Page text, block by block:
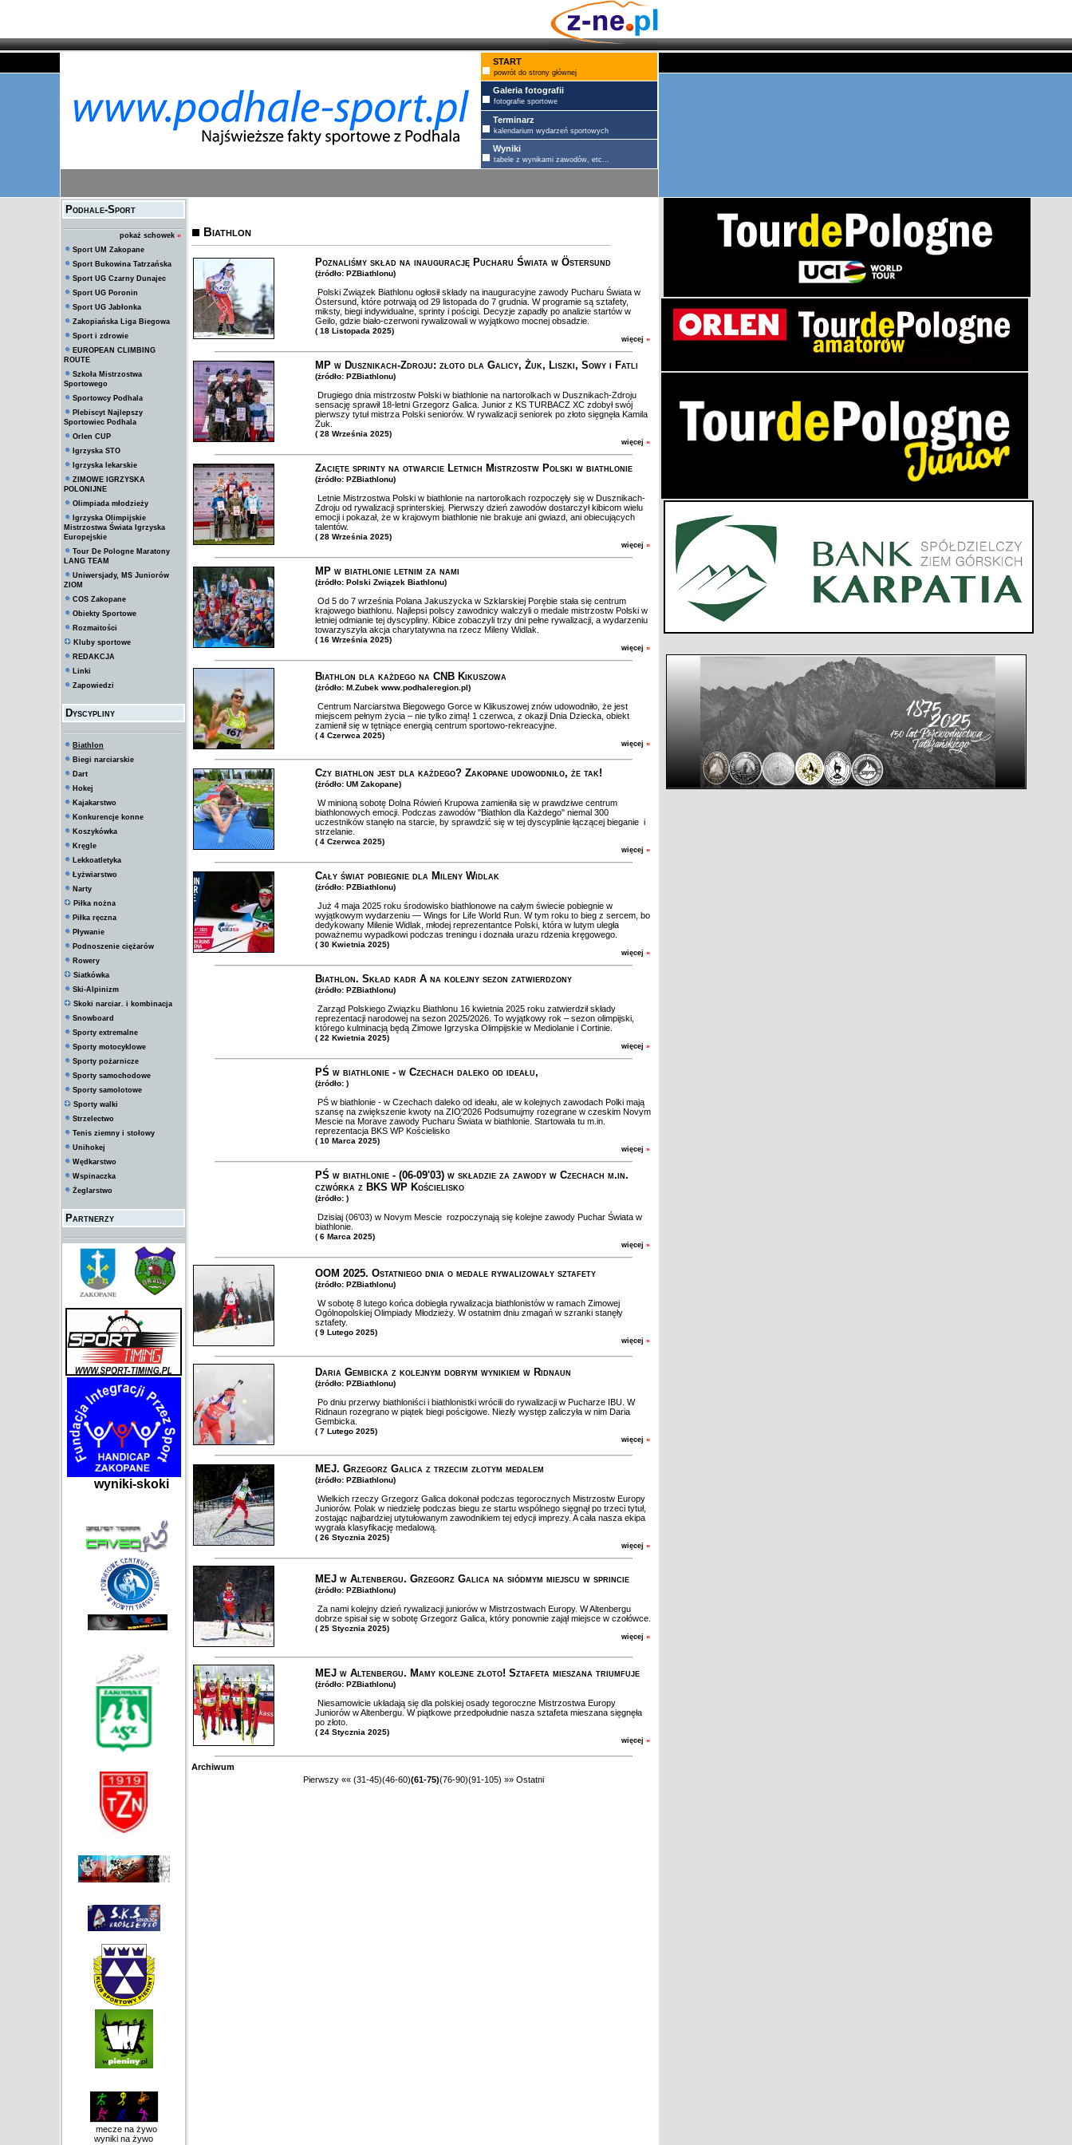
START
powrót do strony głównej
Galeria fotografii
fotografie sportowe
Terminarz
kalendarium wydarzeń sportowych
Wyniki
tabele z wynikami zawodów, etc...
Podhale-Sport
pokaż schowek »
Sport UM Zakopane
Sport Bukowina Tatrzańska
Sport UG Czarny Dunajec
Sport UG Poronin
Sport UG Jabłonka
Zakopiańska Liga Biegowa
Sport i zdrowie
EUROPEAN CLIMBING
ROUTE
Szkoła Mistrzostwa
Sportowego
Sportowcy Podhala
Plebiscyt Najlepszy
Sportowiec Podhala
Orlen CUP
Igrzyska STO
Igrzyska lekarskie
ZIMOWE IGRZYSKA
POLONIJNE
Olimpiada młodzieży
Igrzyska Olimpijskie
Mistrzostwa Świata Igrzyska
Europejskie
Tour De Pologne Maratony
LANG TEAM
Uniwersjady, MS Juniorów
ZIOM
COS Zakopane
Obiekty Sportowe
Rozmaitości
Kluby sportowe
REDAKCJA
Linki
Zapowiedzi
Dyscypliny
Biathlon
Biegi narciarskie
Dart
Hokej
Kajakarstwo
Konkurencje konne
Koszykówka
Kręgle
Lekkoatletyka
Łyżwiarstwo
Narty
Piłka nożna
Piłka ręczna
Pływanie
Podnoszenie ciężarów
Rowery
Siatkówka
Ski-Alpinizm
Skoki narciar. i kombinacja
Snowboard
Sporty extremalne
Sporty motocyklowe
Sporty pożarnicze
Sporty samochodowe
Sporty samolotowe
Sporty walki
Strzelectwo
Tenis ziemny i stołowy
Unihokej
Wędkarstwo
Wspinaczka
Żeglarstwo
Partnerzy
wyniki-skoki
mecze na żywo
wyniki na żywo
Biathlon
Poznaliśmy skład na inaugurację Pucharu Świata w Östersund
(żródło: PZBiathlonu)
Polski Związek Biathlonu ogłosił składy na inauguracyjne zawody Pucharu Świata w
Östersund, które potrwają od 29 listopada do 7 grudnia. W programie są sztafety,
miksty, biegi indywidualne, sprinty i pościgi. Decyzje zapadły po analizie startów w
Geilo, gdzie biało-czerwoni rywalizowali w wyjątkowo mocnej obsadzie.
( 18 Listopada 2025)
więcej »
MP w Dusznikach-Zdroju: złoto dla Galicy, Żuk, Liszki, Sowy i Fatli
(żródło: PZBiathlonu)
Drugiego dnia mistrzostw Polski w biathlonie na nartorolkach w Dusznikach-Zdroju
sensację sprawił 18-letni Grzegorz Galica. Junior z KS TURBACZ XC zdobył swój
pierwszy tytuł mistrza Polski seniorów. W rywalizacji seniorek po złoto sięgnęła Kamila
Żuk.
( 28 Września 2025)
więcej »
Zacięte sprinty na otwarcie Letnich Mistrzostw Polski w biathlonie
(żródło: PZBiathlonu)
Letnie Mistrzostwa Polski w biathlonie na nartorolkach rozpoczęły się w Dusznikach-
Zdroju od rywalizacji sprinterskiej. Pierwszy dzień zawodów dostarczył kibicom wielu
emocji i pokazał, że w krajowym biathlonie nie brakuje ani gwiazd, ani obiecujących
talentów.
( 28 Września 2025)
więcej »
MP w biathlonie letnim za nami
(żródło: Polski Związek Biathlonu)
Od 5 do 7 września Polana Jakuszycka w Szklarskiej Porębie stała się centrum
krajowego biathlonu. Najlepsi polscy zawodnicy walczyli o medale mistrzostw Polski w
letniej odmianie tej dyscypliny. Kibice zobaczyli trzy dni pełne rywalizacji, a wydarzeniu
towarzyszyła akcja charytatywna na rzecz Mileny Widlak.
( 16 Września 2025)
więcej »
Biathlon dla każdego na CNB Kikuszowa
(żródło: M.Zubek www.podhaleregion.pl)
Centrum Narciarstwa Biegowego Gorce w Klikuszowej znów udowodniło, że jest
miejscem pełnym życia – nie tylko zimą! 1 czerwca, z okazji Dnia Dziecka, obiekt
zamienił się w tętniące energią centrum sportowo-rekreacyjne.
( 4 Czerwca 2025)
więcej »
Czy biathlon jest dla każdego? Zakopane udowodniło, że tak!
(żródło: UM Zakopane)
W minioną sobotę Dolna Rówień Krupowa zamieniła się w prawdziwe centrum
biathlonowych emocji. Podczas zawodów "Biathlon dla Każdego" niemal 300
uczestników stanęło na starcie, by sprawdzić się w tej dyscyplinie łączącej bieganie i
strzelanie.
( 4 Czerwca 2025)
więcej »
Cały świat pobiegnie dla Mileny Widlak
(żródło: PZBiathlonu)
Już 4 maja 2025 roku środowisko biathlonowe na całym świecie pobiegnie w
wyjątkowym wydarzeniu — Wings for Life World Run. W tym roku to bieg z sercem, bo
dedykowany Milenie Widlak, młodej reprezentantce Polski, która w lutym uległa
poważnemu wypadkowi podczas treningu i doznała urazu rdzenia kręgowego.
( 30 Kwietnia 2025)
więcej »
Biathlon. Skład kadr A na kolejny sezon zatwierdzony
(żródło: PZBiathlonu)
Zarząd Polskiego Związku Biathlonu 16 kwietnia 2025 roku zatwierdził składy
reprezentacji narodowej na sezon 2025/2026. To wyjątkowy rok – sezon olimpijski,
którego kulminacją będą Zimowe Igrzyska Olimpijskie w Mediolanie i Cortinie.
( 22 Kwietnia 2025)
więcej »
PŚ w biathlonie - w Czechach daleko od ideału,
(żródło: )
PŚ w biathlonie - w Czechach daleko od ideału, ale w kolejnych zawodach Polki mają
szansę na zwiększenie kwoty na ZIO'2026 Podsumujmy rozegrane w czeskim Novym
Mescie na Morave zawody Pucharu Świata w biathlonie. Startowała tu m.in.
reprezentacja BKS WP Kościelisko
( 10 Marca 2025)
więcej »
PŚ w biathlonie - (06-09'03) w składzie za zawody w Czechach m.in.
czwórka z BKS WP Kościelisko
(żródło: )
Dzisiaj (06'03) w Novym Mescie rozpoczynają się kolejne zawody Puchar Świata w
biathlonie.
( 6 Marca 2025)
więcej »
OOM 2025. Ostatniego dnia o medale rywalizowały sztafety
(żródło: PZBiathlonu)
W sobotę 8 lutego końca dobiegła rywalizacja biathlonistów w ramach Zimowej
Ogólnopolskiej Olimpiady Młodzieży. W ostatnim dniu zmagań w szranki stanęły
sztafety.
( 9 Lutego 2025)
więcej »
Daria Gembicka z kolejnym dobrym wynikiem w Ridnaun
(żródło: PZBiathlonu)
Po dniu przerwy biathloniści i biathlonistki wrócili do rywalizacji w Pucharze IBU. W
Ridnaun rozegrano w piątek biegi pościgowe. Niezły występ zaliczyła w nim Daria
Gembicka.
( 7 Lutego 2025)
więcej »
MEJ. Grzegorz Galica z trzecim złotym medalem
(żródło: PZBiathlonu)
Wielkich rzeczy Grzegorz Galica dokonał podczas tegorocznych Mistrzostw Europy
Juniorów. Polak w niedzielę podczas biegu ze startu wspólnego sięgnął po trzeci tytuł,
zostając najbardziej utytułowanym zawodnikiem tej edycji imprezy. A cała nasza ekipa
wygrała klasyfikację medalową.
( 26 Stycznia 2025)
więcej »
MEJ w Altenbergu. Grzegorz Galica na siódmym miejscu w sprincie
(żródło: PZBiathlonu)
Za nami kolejny dzień rywalizacji juniorów w Mistrzostwach Europy. W Altenbergu
dobrze spisał się w sobotę Grzegorz Galica, który ponownie zajął miejsce w czołówce.
( 25 Stycznia 2025)
więcej »
MEJ w Altenbergu. Mamy kolejne złoto! Sztafeta mieszana triumfuje
(żródło: PZBiathlonu)
Niesamowicie układają się dla polskiej osady tegoroczne Mistrzostwa Europy
Juniorów w Altenbergu. W piątkowe przedpołudnie nasza sztafeta mieszana sięgnęła
po złoto.
( 24 Stycznia 2025)
więcej »
Archiwum
Pierwszy «« (31-45)(46-60)(61-75)(76-90)(91-105) »» Ostatni